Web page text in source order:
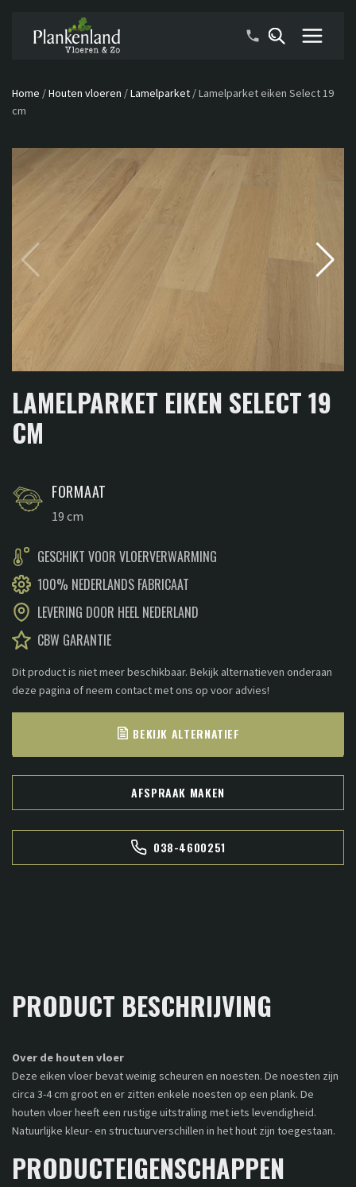
Home /Houten vloeren /Lamelparket /Lamelparket eiken Select 19
cm
LAMELPARKET EIKEN SELECT 19
CM
FORMAAT
19 cm
GESCHIKT VOOR VLOERVERWARMING
100% NEDERLANDS FABRICAAT
LEVERING DOOR HEEL NEDERLAND
CBW GARANTIE
Dit product is niet meer beschikbaar. Bekijk alternatieven onderaan
deze pagina of neem contact met ons op voor advies!
BEKIJK ALTERNATIEF
AFSPRAAK MAKEN
038-4600251
PRODUCT BESCHRIJVING
Over de houten vloer
Deze eiken vloer bevat weinig scheuren en noesten. De noesten zijn
circa 3-4 cm groot en er zitten enkele noesten op een plank. De
houten vloer heeft een rustige uitstraling met iets levendigheid.
Natuurlijke kleur- en structuurverschillen in het hout zijn toegestaan.
PRODUCTEIGENSCHAPPEN